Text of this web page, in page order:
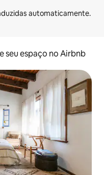
seu espaço no Airbnb